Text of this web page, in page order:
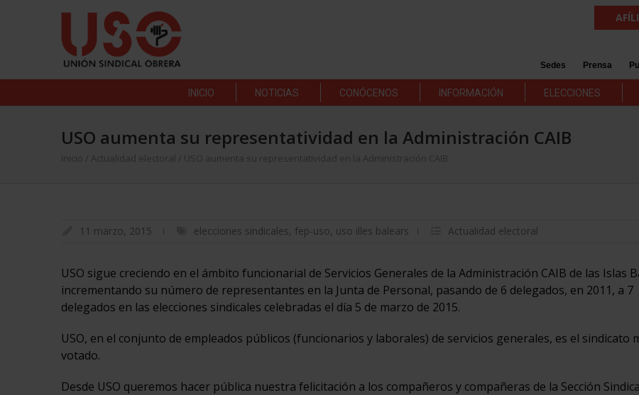
Sedes Prensa
INICIO NOTICIAS CONÓCENOS INFORMACIÓN ELECCIONES
USO aumenta su representatividad en la Administración CAIB
Inicio Actualidad electoral USO aumenta su representatividad en la Administración CAIB
11 marzo, 2015 elecciones sindicales, fep-uso, uso illes balears Actualidad electoral
USO sigue creciendo en el ámbito funcionarial de Servicios Generales de la Administración CAIB de las Islas
incrementando su número de representantes en la Junta de Personal, pasando de 6 delegados, en 2011, a 7
delegados en las elecciones sindicales celebradas el día 5 de marzo de 2015.
USO, en el conjunto de empleados públicos (funcionarios y laborales) de servicios generales, es el sindicato
votado.
Desde USO queremos hacer pública nuestra felicitación a los compañeros y compañeras de la Sección